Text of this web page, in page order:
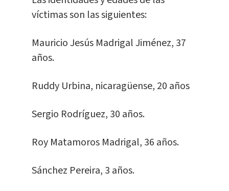
víctimas son las siguientes:
Mauricio Jesús Madrigal Jiménez, 37
años.
Ruddy Urbina, nicaragüense, 20 años
Sergio Rodríguez, 30 años.
Roy Matamoros Madrigal, 36 años.
Sánchez Pereira, 3 años.